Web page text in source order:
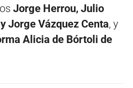
Jorge Herrou, Julio
Jorge Vázquez Centa, y
Alicia de Bórtoli de